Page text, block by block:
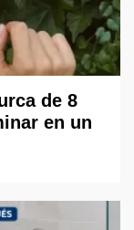
de 8
en un